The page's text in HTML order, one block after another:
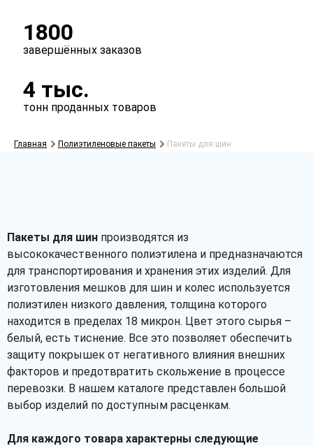
да
1800
завершённых заказов
4 тыс.
тонн проданных товаров
Главная Полиэтиленовые пакеты Пакеты для шин
Пакеты для шин производятся из
высококачественного полиэтилена и предназначаются
для транспортирования и хранения этих изделий. Для
изготовления мешков для шин и колес используется
полиэтилен низкого давления, толщина которого
находится в пределах 18 микрон. Цвет этого сырья –
белый, есть тиснение. Все это позволяет обеспечить
защиту покрышек от негативного влияния внешних
факторов и предотвратить скольжение в процессе
перевозки. В нашем каталоге представлен большой
выбор изделий по доступным расценкам.
Для каждого товара характерны следующие